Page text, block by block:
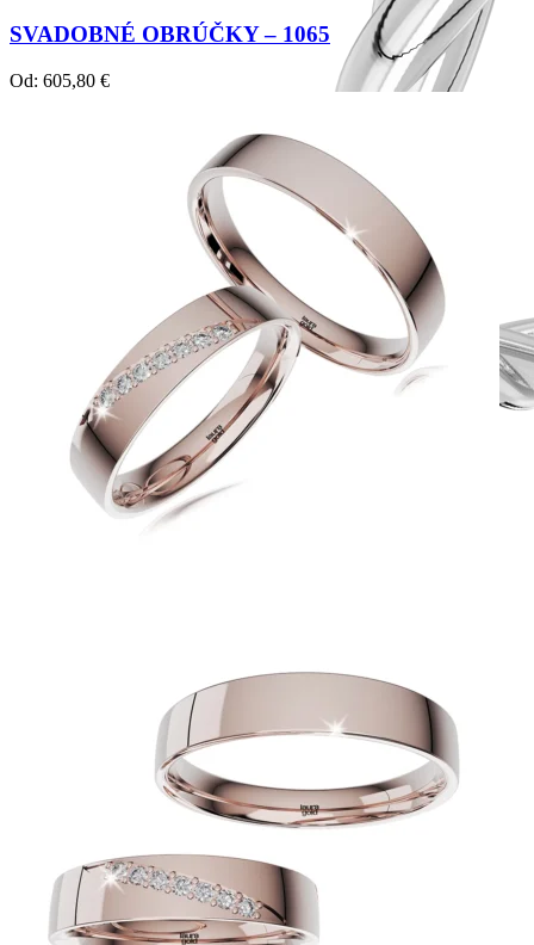
Twist Elegance
Zásnubné prstne z kolekcie Twist Elegance.
SVADOBNÉ OBRÚČKY – 1065
Od: 605,80 €